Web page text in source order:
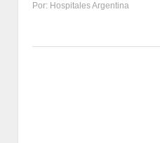
Por: Hospitales Argentina